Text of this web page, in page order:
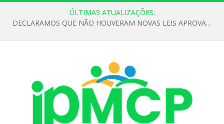
ÚLTIMAS ATUALIZAÇÕES:
DECLARAMOS QUE NÃO HOUVERAM NOVAS LEIS APROVADAS ATÉ O MOMENTO PARA O INSTITUTO DE PREVIDÊNCIA NO ANO DE 2026